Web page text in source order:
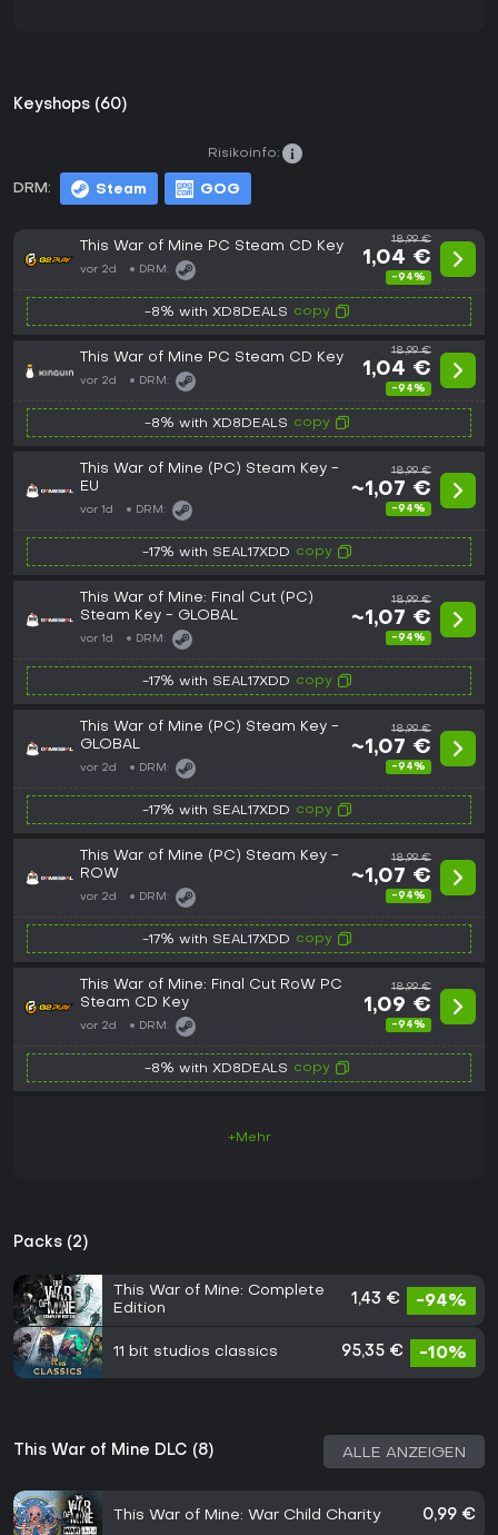
Keyshops (60)
DRM: Steam GOG
Risikoinfo:
This War of Mine PC Steam CD Key
vor 2d DRM:
18,99 €
1,04 €
-94%
-8% with XD8DEALS copy
This War of Mine PC Steam CD Key
vor 2d DRM:
18,99 €
1,04 €
-94%
-8% with XD8DEALS copy
This War of Mine (PC) Steam Key -
EU
vor 1d DRM:
18,99 €
~1,07 €
-94%
-17% with SEAL17XDD copy
This War of Mine: Final Cut (PC)
Steam Key - GLOBAL
vor 1d DRM:
18,99 €
~1,07 €
-94%
-17% with SEAL17XDD copy
This War of Mine (PC) Steam Key -
GLOBAL
vor 2d DRM:
18,99 €
~1,07 €
-94%
-17% with SEAL17XDD copy
This War of Mine (PC) Steam Key -
ROW
vor 2d DRM:
18,99 €
~1,07 €
-94%
-17% with SEAL17XDD copy
This War of Mine: Final Cut RoW PC
Steam CD Key
vor 2d DRM:
18,99 €
1,09 €
-94%
-8% with XD8DEALS copy
+Mehr
Packs (2)
This War of Mine: Complete
Edition
1,43 € -94%
11 bit studios classics 95,35 € -10%
This War of Mine DLC (8) ALLE ANZEIGEN
This War of Mine: War Child Charity 0,99 €